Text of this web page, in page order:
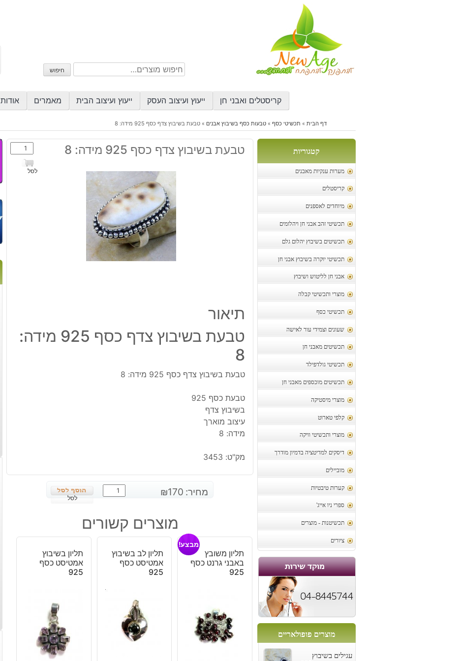
חיפוש
עבור:
חיפוש
קריסטלים ואבני חן ייעוץ ועיצוב העסק ייעוץ ועיצוב הבית מאמרים אודות
דף הבית » תכשיטי כסף »טבעות כסף בשיבוץ אבנים »טבעת בשיבוץ צדף כסף 925 מידה: 8
קטגוריות
מערות ענקיות מאבנים
קריסטלים
מיוחדים לאספנים
תכשיטי זהב אבני חן ויהלומים
תכשיטים בשיבוץ יהלום גלם
תכשיטי יוקרה בשיבוץ אבני חן
אבני חן לליטוש ושיבוץ
מוצרי ותכשיטי קבלה
תכשיטי כסף
שעונים וצמידי עור לאישה
תכשיטים מאבני חן
תכשיטי גולדפילד
תכשיטים מוכספים מאבני חן
מוצרי מיסטיקה
קלפי טארוט
מוצרי ותכשיטי וויקה
דיסקים למדיטציה בדמיון מודרך
מוביילים
קערות טיבטיות
ספרי ניו אייג'
תכשיטנות - מוצרים
ציורים
מוצרים פופולאריים
עגילים בשיבוץ
טבעת בשיבוץ צדף כסף 925 מידה: 8
כמות
של
טבעת
לסל
תיאור
טבעת בשיבוץ צדף כסף 925 מידה:
8
טבעת בשיבוץ צדף כסף 925 מידה: 8
טבעת כסף 925
בשיבוץ צדף
עיצוב מוארך
מידה: 8
מק"ט: 3453
מחיר: ₪170
כמות
של
בשיבוץ
צדף
925
מידה:
לסל
מוצרים קשורים
תליון משובץ
באבני גרנט כסף
925
מבצע!
תליון לב בשיבוץ
אמטיסט כסף
925
תליון בשיבוץ
אמטיסט כסף
925